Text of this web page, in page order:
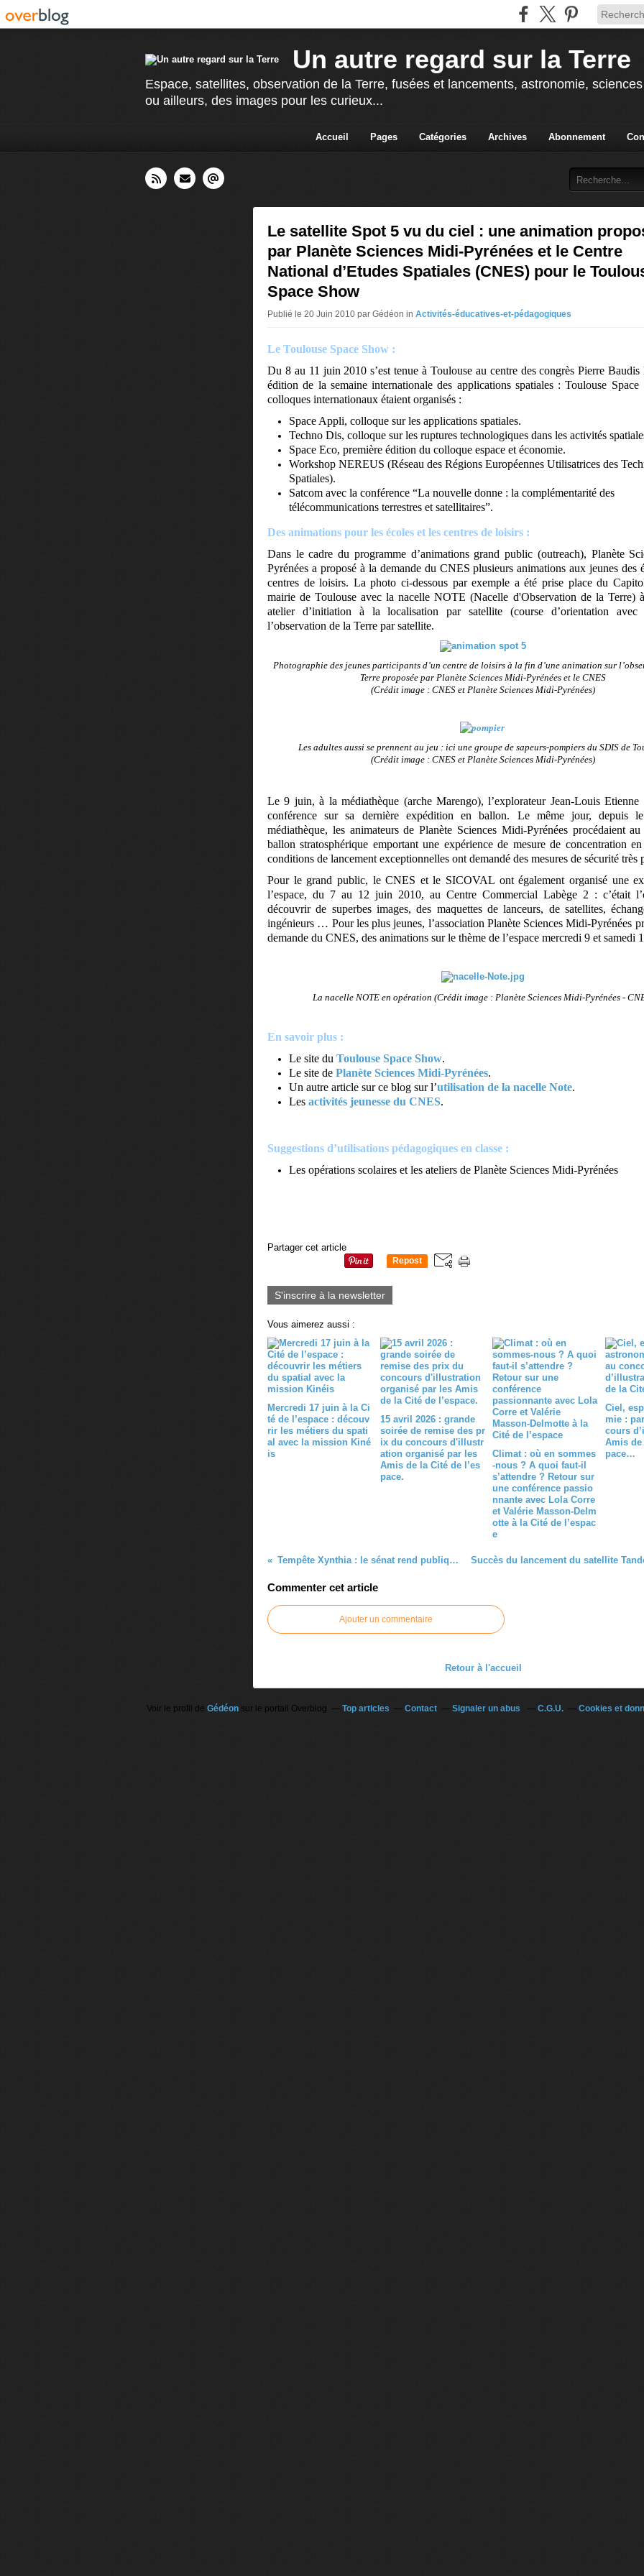
Un autre regard sur la Terre
Espace, satellites, observation de la Terre, fusées et lancements, astronomie,
ou ailleurs, des images pour les curieux...
Accueil Pages Catégories Archives Abonnement
Le satellite Spot 5 vu du ciel : une animation
par Planète Sciences Midi-Pyrénées et le Centre
National d’Etudes Spatiales (CNES) pour le
Space Show
Publié le 20 Juin 2010 par Gédéon in Activités-éducatives-et-pédagogiques
Le Toulouse Space Show :
Du 8 au 11 juin 2010 s’est tenue à Toulouse au centre des congrès Pierre Baudis
édition de la semaine internationale des applications spatiales : Toulouse
colloques internationaux étaient organisés :
Space Appli, colloque sur les applications spatiales.
Techno Dis, colloque sur les ruptures technologiques dans les activités
Space Eco, première édition du colloque espace et économie.
Workshop NEREUS (Réseau des Régions Européennes Utilisatrices des
Spatiales).
Satcom avec la conférence “La nouvelle donne : la complémentarité des
télécommunications terrestres et satellitaires”.
Des animations pour les écoles et les centres de loisirs :
Dans le cadre du programme d’animations grand public (outreach), Planète
Pyrénées a proposé à la demande du CNES plusieurs animations aux jeunes des
centres de loisirs. La photo ci-dessous par exemple a été prise place du
mairie de Toulouse avec la nacelle NOTE (Nacelle d'Observation de la Terre)
atelier d’initiation à la localisation par satellite (course d’orientation
l’observation de la Terre par satellite.
Photographie des jeunes participants d’un centre de loisirs à la fin d’une animation sur
Terre proposée par Planète Sciences Midi-Pyrénées et le CNES
(Crédit image : CNES et Planète Sciences Midi-Pyrénées)
Les adultes aussi se prennent au jeu : ici une groupe de sapeurs-pompiers du SDIS de
(Crédit image : CNES et Planète Sciences Midi-Pyrénées)
Le 9 juin, à la médiathèque (arche Marengo), l’explorateur Jean-Louis Etienne
conférence sur sa dernière expédition en ballon. Le même jour, depuis
médiathèque, les animateurs de Planète Sciences Midi-Pyrénées procédaient
ballon stratosphérique emportant une expérience de mesure de concentration
conditions de lancement exceptionnelles ont demandé des mesures de sécurité très
Pour le grand public, le CNES et le SICOVAL ont également organisé une
l’espace, du 7 au 12 juin 2010, au Centre Commercial Labège 2 : c’était
découvrir de superbes images, des maquettes de lanceurs, de satellites,
ingénieurs … Pour les plus jeunes, l’association Planète Sciences Midi-Pyrénées
demande du CNES, des animations sur le thème de l’espace mercredi 9 et samedi
La nacelle NOTE en opération (Crédit image : Planète Sciences Midi-Pyrénées -
En savoir plus :
Le site du Toulouse Space Show.
Le site de Planète Sciences Midi-Pyrénées.
Un autre article sur ce blog sur l’utilisation de la nacelle Note.
Les activités jeunesse du CNES.
Suggestions d’utilisations pédagogiques en classe :
Les opérations scolaires et les ateliers de Planète Sciences Midi-Pyrénées
Partager cet article
Repost
S'inscrire à la newsletter
Vous aimerez aussi :
Mercredi 17 juin à la Ci
té de l’espace : découv
rir les métiers du spati
al avec la mission Kiné
is
15 avril 2026 : grande
s oirée de remise des pr
ix du concours d'illustr
ation organisé par les
Amis de la Cité de l’es
pace.
Climat : où en sommes
-nous ? A quoi faut-il
s’attendre ? Retour sur
une conférence passio
nnante avec Lola Corre
et Valérie Masson-Delm
otte à la Cité de l’espac
e
Ciel,
mie :
cours
Amis de
pace…
Tempête Xynthia : le sénat rend publique un rapport d’étape de la mission d’information sur les conséquences de la tempête
Commenter cet article
Ajouter un commentaire
Retour à l'accueil
Voir le profil de Gédéonsur le portail Overblog Top articles Contact Signaler un abus C.G.U. Cookies et